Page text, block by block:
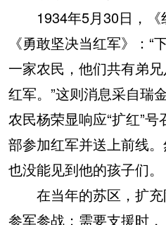
1934年5月30日，《
《勇敢坚决当红军》：“
一家农民，他们共有弟
红军。”这则消息采自瑞
农民杨荣显响应“扩红”
部参加红军并送上前线
也没能见到他的孩子们。
在当年的苏区，扩充
参军参战；需要支援时